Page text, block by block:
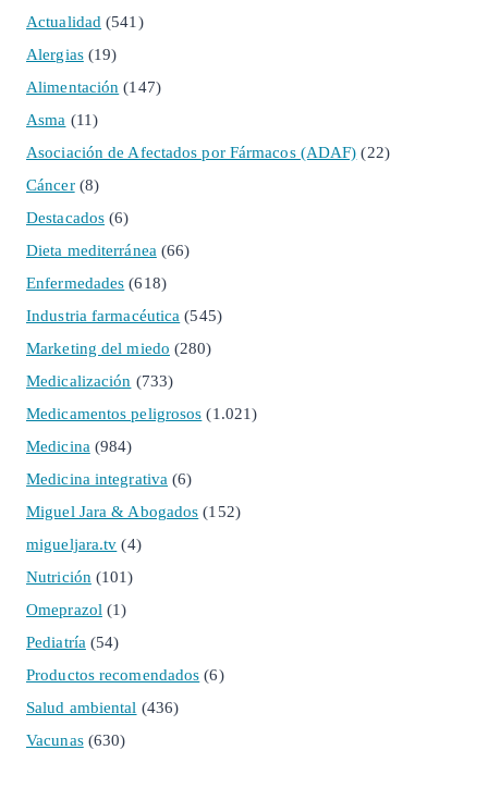
Actualidad (541)
Alergias(19)
Alimentación (147)
Asma (11)
Asociación de Afectados por Fármacos (ADAF) (22)
Cáncer(8)
Destacados (6)
Dieta mediterránea (66)
Enfermedades (618)
Industria farmacéutica (545)
Marketing del miedo (280)
Medicalización (733)
Medicamentos peligrosos (1.021)
Medicina (984)
Medicina integrativa (6)
Miguel Jara & Abogados (152)
migueljara.tv (4)
Nutrición (101)
Omeprazol (1)
Pediatría (54)
Productos recomendados (6)
Salud ambiental (436)
Vacunas(630)